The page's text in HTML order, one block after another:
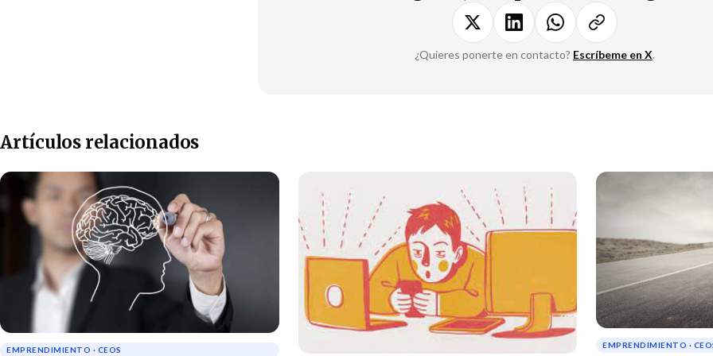
¿Quieres ponerte en contacto? Escríbeme en X.
Artículos relacionados
EMPRENDIMIENTO · CEOS EMPRENDIMIENTO ·